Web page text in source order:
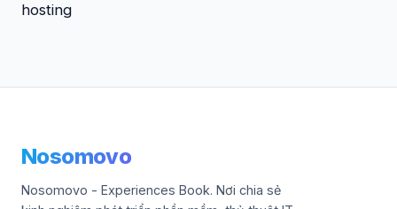
hosting
Nosomovo
Nosomovo - Experiences Book. Nơi chia sẻ